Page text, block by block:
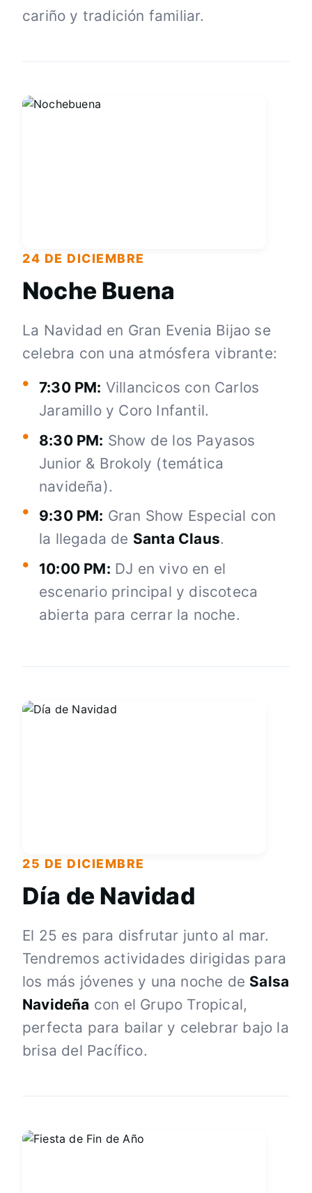
cariño y tradición familiar.
24 DE DICIEMBRE
Noche Buena
La Navidad en Gran Evenia Bijao se
celebra con una atmósfera vibrante:
7:30 PM: Villancicos con Carlos
Jaramillo y Coro Infantil.
8:30 PM: Show de los Payasos
Junior & Brokoly (temática
navideña).
9:30 PM: Gran Show Especial con
la llegada de Santa Claus.
10:00 PM: DJ en vivo en el
escenario principal y discoteca
abierta para cerrar la noche.
25 DE DICIEMBRE
Día de Navidad
El 25 es para disfrutar junto al mar.
Tendremos actividades dirigidas para
los más jóvenes y una noche de Salsa
Navideña con el Grupo Tropical,
perfecta para bailar y celebrar bajo la
brisa del Pacífico.